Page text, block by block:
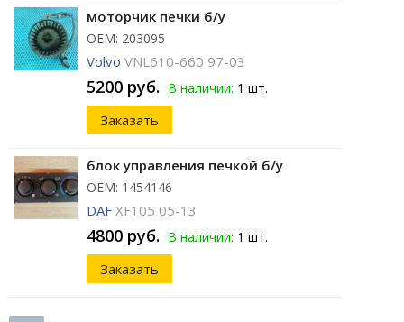
моторчик печки б/у
ОЕМ: 203095
Volvo VNL610-660 97-03
5200 руб. В наличии: 1 шт.
Заказать
блок управления печкой б/у
ОЕМ: 1454146
DAF XF105 05-13
4800 руб. В наличии: 1 шт.
Заказать